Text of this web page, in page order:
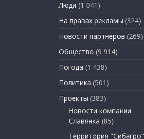
Люди (1 041)
На правах рекламы (324)
Новости партнеров (269)
Общество (9 914)
Погода (1 438)
Политика (501)
Проекты (383)
Новости компании
Славянка (85)
Территория "Сибагро"